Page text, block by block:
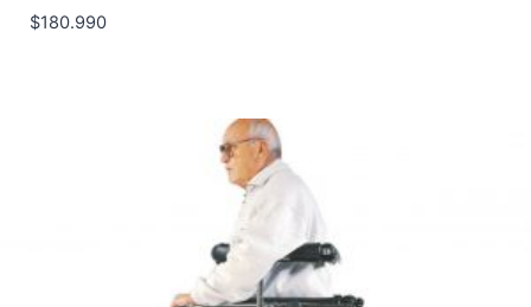
$180.990